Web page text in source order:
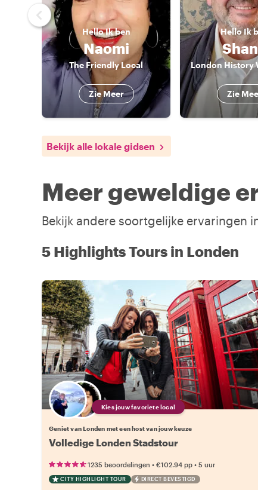
HelloIk ben
Naomi
The Friendly Local
Zie Meer
HelloIk
London History
Zie
Bekijk alle lokale gidsen
Meer geweldige
Bekijk andere soortgelijke ervaringen
5 Highlights Tours in Londen
Kies jouw favoriete local
Geniet van Londen met een host van jouw keuze
Volledige Londen Stadstour
1235 beoordelingen • €102.94 pp • 5 uur
CITY HIGHLIGHT TOUR DIRECT BEVESTIGD